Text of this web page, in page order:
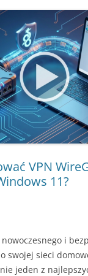
VPN
11?
i
swojej sieci
jeden z